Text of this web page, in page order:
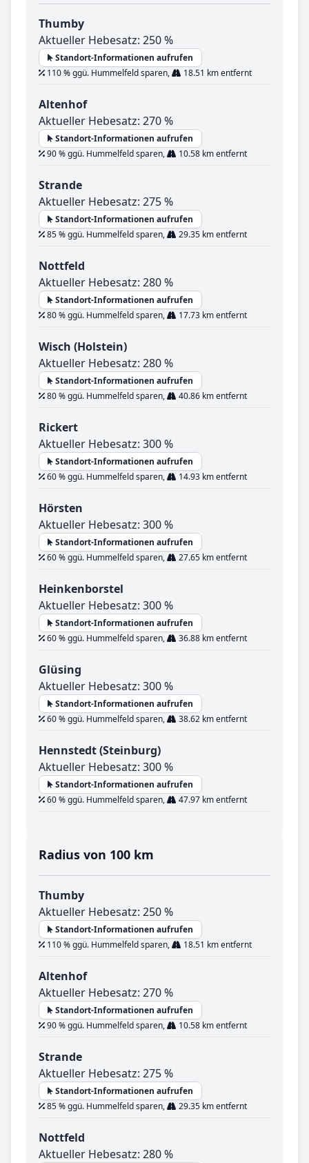
Thumby
Aktueller Hebesatz: 250 %
Standort-Informationen aufrufen
110 % ggü. Hummelfeld sparen,
18.51 km entfernt
Altenhof
Aktueller Hebesatz: 270 %
Standort-Informationen aufrufen
90 % ggü. Hummelfeld sparen,
10.58 km entfernt
Strande
Aktueller Hebesatz: 275 %
Standort-Informationen aufrufen
85 % ggü. Hummelfeld sparen,
29.35 km entfernt
Nottfeld
Aktueller Hebesatz: 280 %
Standort-Informationen aufrufen
80 % ggü. Hummelfeld sparen,
17.73 km entfernt
Wisch (Holstein)
Aktueller Hebesatz: 280 %
Standort-Informationen aufrufen
80 % ggü. Hummelfeld sparen,
40.86 km entfernt
Rickert
Aktueller Hebesatz: 300 %
Standort-Informationen aufrufen
60 % ggü. Hummelfeld sparen,
14.93 km entfernt
Hörsten
Aktueller Hebesatz: 300 %
Standort-Informationen aufrufen
60 % ggü. Hummelfeld sparen,
27.65 km entfernt
Heinkenborstel
Aktueller Hebesatz: 300 %
Standort-Informationen aufrufen
60 % ggü. Hummelfeld sparen,
36.88 km entfernt
Glüsing
Aktueller Hebesatz: 300 %
Standort-Informationen aufrufen
60 % ggü. Hummelfeld sparen,
38.62 km entfernt
Hennstedt (Steinburg)
Aktueller Hebesatz: 300 %
Standort-Informationen aufrufen
60 % ggü. Hummelfeld sparen,
47.97 km entfernt
Radius von 100 km
Thumby
Aktueller Hebesatz: 250 %
Standort-Informationen aufrufen
110 % ggü. Hummelfeld sparen,
18.51 km entfernt
Altenhof
Aktueller Hebesatz: 270 %
Standort-Informationen aufrufen
90 % ggü. Hummelfeld sparen,
10.58 km entfernt
Strande
Aktueller Hebesatz: 275 %
Standort-Informationen aufrufen
85 % ggü. Hummelfeld sparen,
29.35 km entfernt
Nottfeld
Aktueller Hebesatz: 280 %